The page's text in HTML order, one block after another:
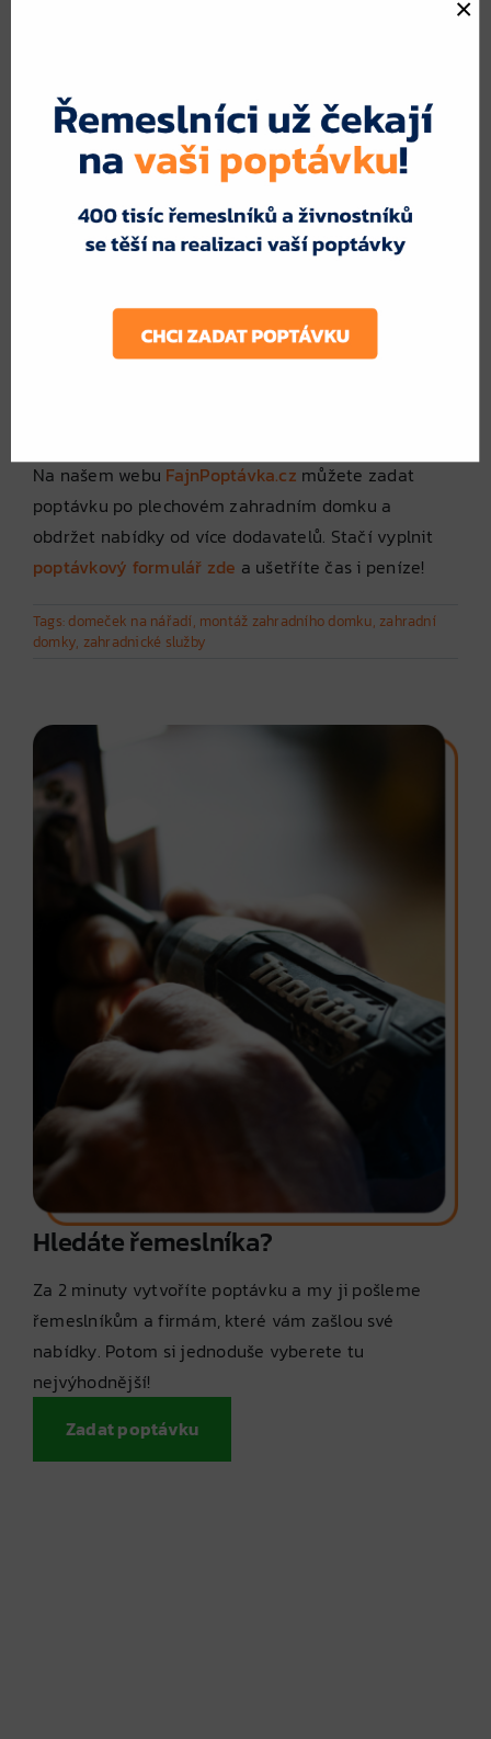
Jak získat kvalitní a cenově
dostupný plechový zahradní
domek?
materiálu a konstrukčním provedení. Místo toho,
abyste oslovili jednoho prodejce, je výhodnější
Na našem webu FajnPoptávka.cz můžete zadat
poptávku po plechovém zahradním domku a
obdržet nabídky od více dodavatelů. Stačí vyplnit
poptávkový formulář zde a ušetříte čas i peníze!
Tags: domeček na nářadí, montáž zahradního domku, zahradní
domky, zahradnické služby
Hledáte řemeslníka?
Za 2 minuty vytvoříte poptávku a my ji pošleme
řemeslníkům a firmám, které vám zašlou své
nabídky. Potom si jednoduše vyberete tu
nejvýhodnější!
Zadat poptávku
×